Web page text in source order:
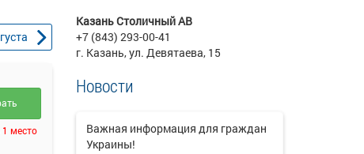
1 место
Казань Столичный АВ
+7 (843) 293-00-41
г. Казань, ул. Девятаева, 15
Новости
Важная информация для граждан
Украины!